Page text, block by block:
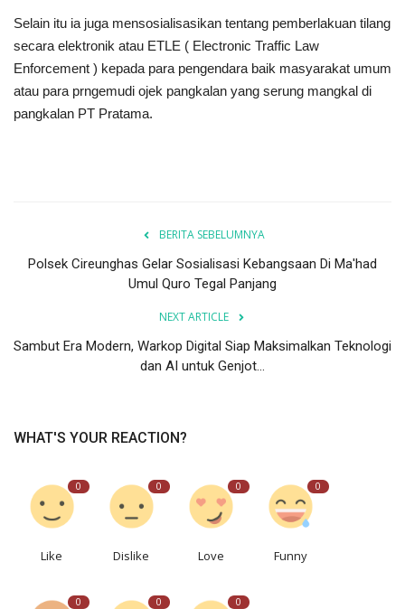
Selain itu ia juga mensosialisasikan tentang pemberlakuan tilang
secara elektronik atau ETLE ( Electronic Traffic Law
Enforcement ) kepada para pengendara baik masyarakat umum
atau para prngemudi ojek pangkalan yang serung mangkal di
pangkalan PT Pratama.
BERITA SEBELUMNYA
Polsek Cireunghas Gelar Sosialisasi Kebangsaan Di Ma'had
Umul Quro Tegal Panjang
NEXT ARTICLE
Sambut Era Modern, Warkop Digital Siap Maksimalkan Teknologi
dan AI untuk Genjot...
WHAT'S YOUR REACTION?
0
Like
0
Dislike
0
Love
0
Funny
0 0 0